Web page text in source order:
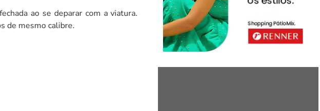
ao se deparar com a viatura.
de mesmo calibre.